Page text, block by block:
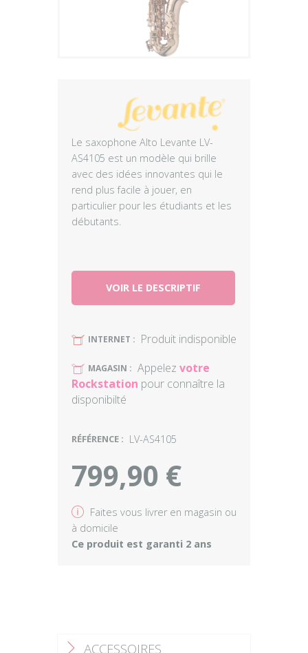
Le saxophone Alto Levante LV-
AS4105 est un modèle qui brille
avec des idées innovantes qui le
rend plus facile à jouer, en
particulier pour les étudiants et les
débutants.
VOIR LE DESCRIPTIF
U INTERNET : Produit indisponible
U MAGASIN : Appelez votre
Rockstation pour connaître la
disponibilté
RÉFÉRENCE : LV-AS4105
799,90 €
v Faites vous livrer en magasin ou
à domicile
Ce produit est garanti 2 ans
F ACCESSOIRES